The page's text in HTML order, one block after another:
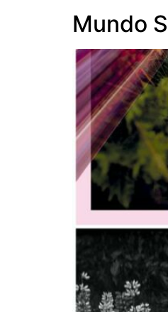
Mundo